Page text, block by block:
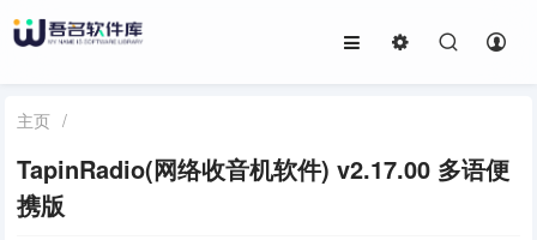
主页 /
TapinRadio(网络收音机软件) v2.17.00 多语便
携版